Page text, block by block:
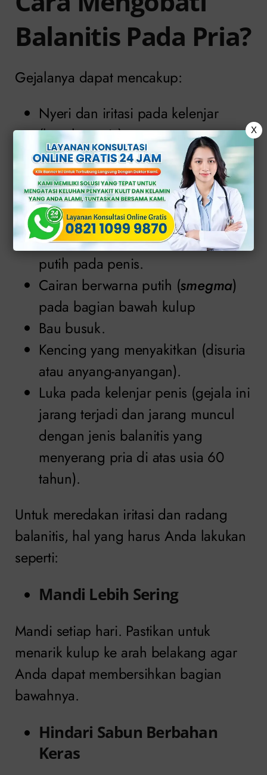
Balanitis Pada Pria?
Gejalanya dapat mencakup:
Nyeri dan iritasi pada kelenjar
(kepala penis).
Kemerahan atau bercak berwarna
merah pada penis.
Rasa gatal di bawah kulup.
Pembengkakan.
Area kulit mengkilap atau berwarna
putih pada penis.
Cairan berwarna putih (smegma)
pada bagian bawah kulup
Bau busuk.
Kencing yang menyakitkan (disuria
atau anyang-anyangan).
Luka pada kelenjar penis (gejala ini
jarang terjadi dan jarang muncul
dengan jenis balanitis yang
menyerang pria di atas usia 60
tahun).
Untuk meredakan iritasi dan radang
balanitis, hal yang harus Anda lakukan
seperti:
Mandi Lebih Sering
Mandi setiap hari. Pastikan untuk
menarik kulup ke arah belakang agar
Anda dapat membersihkan bagian
bawahnya.
Hindari Sabun Berbahan
Keras
X